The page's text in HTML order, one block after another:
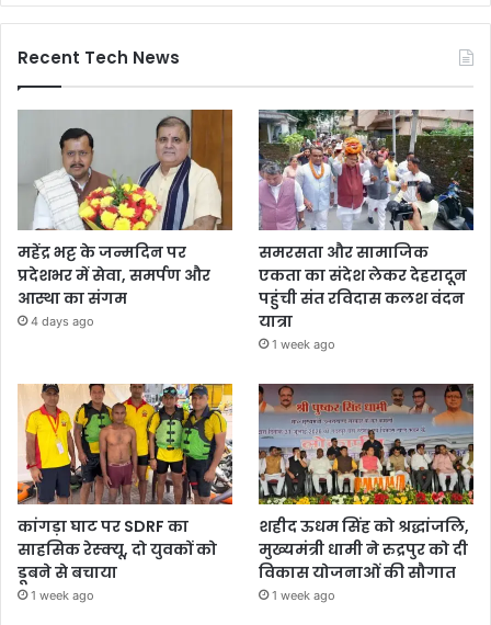
Recent Tech News
महेंद्र भट्ट के जन्मदिन पर
प्रदेशभर में सेवा, समर्पण और
आस्था का संगम
4 days ago
समरसता और सामाजिक
एकता का संदेश लेकर देहरादून
पहुंची संत रविदास कलश वंदन
यात्रा
1 week ago
कांगड़ा घाट पर SDRF का
साहसिक रेस्क्यू, दो युवकों को
डूबने से बचाया
1 week ago
शहीद ऊधम सिंह को श्रद्धांजलि,
मुख्यमंत्री धामी ने रुद्रपुर को दी
विकास योजनाओं की सौगात
1 week ago